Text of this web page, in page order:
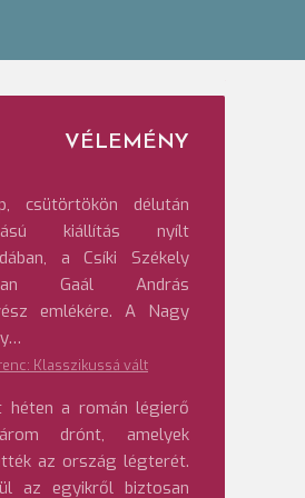
VÉLEMÉNY
csütörtökön délután
kiállítás nyílt
a Csíki Székely
Gaál András
emlékére. A Nagy
Klasszikussá vált
héten a román légierő
drónt, amelyek
az ország légterét.
az egyikről biztosan